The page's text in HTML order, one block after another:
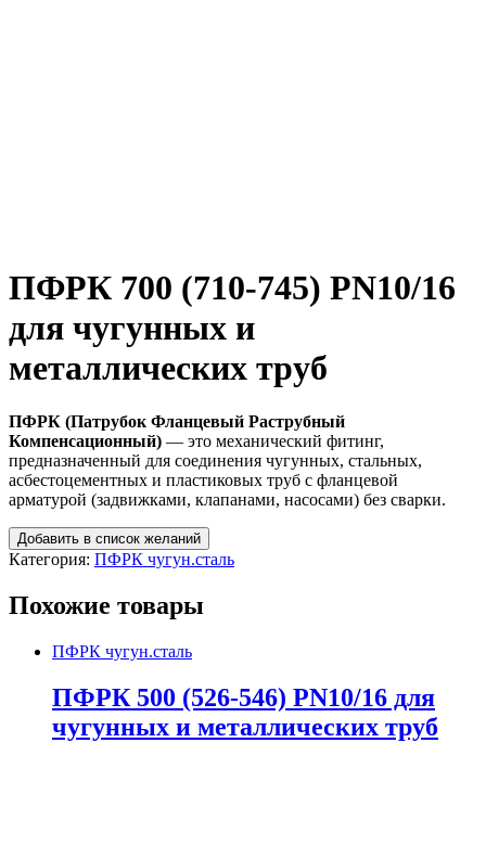
ПФРК 700 (710-745) PN10/16
для чугунных и
металлических труб
ПФРК (Патрубок Фланцевый Раструбный
Компенсационный) — это механический фитинг,
предназначенный для соединения чугунных, стальных,
асбестоцементных и пластиковых труб с фланцевой
арматурой (задвижками, клапанами, насосами) без сварки.
Добавить в список желаний
Категория: ПФРК чугун.сталь
Похожие товары
ПФРК чугун.сталь
ПФРК 500 (526-546) PN10/16 для
чугунных и металлических труб